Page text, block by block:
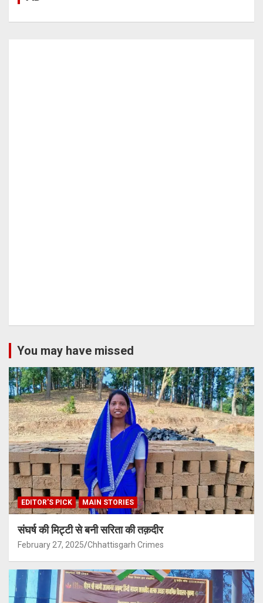
You may have missed
EDITOR'S PICK MAIN STORIES
संघर्ष की मिट्टी से बनी सरिता की तक़दीर
February 27, 2025 Chhattisgarh Crimes